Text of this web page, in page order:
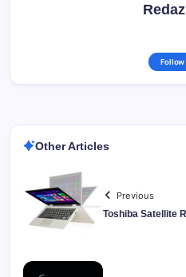
Follow
Other Articles
Previous
Toshiba Satellite